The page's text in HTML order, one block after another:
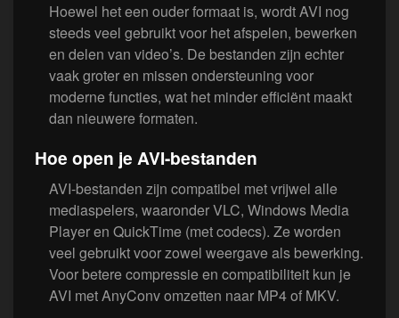
Hoewel het een ouder formaat is, wordt AVI nog
steeds veel gebruikt voor het afspelen, bewerken
en delen van video’s. De bestanden zijn echter
vaak groter en missen ondersteuning voor
moderne functies, wat het minder efficiënt maakt
dan nieuwere formaten.
Hoe open je AVI-bestanden
AVI-bestanden zijn compatibel met vrijwel alle
mediaspelers, waaronder VLC, Windows Media
Player en QuickTime (met codecs). Ze worden
veel gebruikt voor zowel weergave als bewerking.
Voor betere compressie en compatibiliteit kun je
AVI met AnyConv omzetten naar MP4 of MKV.